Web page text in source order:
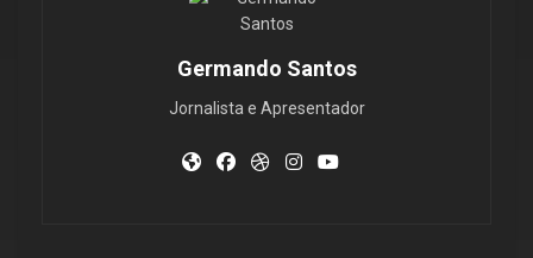
Germando Santos
Jornalista e Apresentador